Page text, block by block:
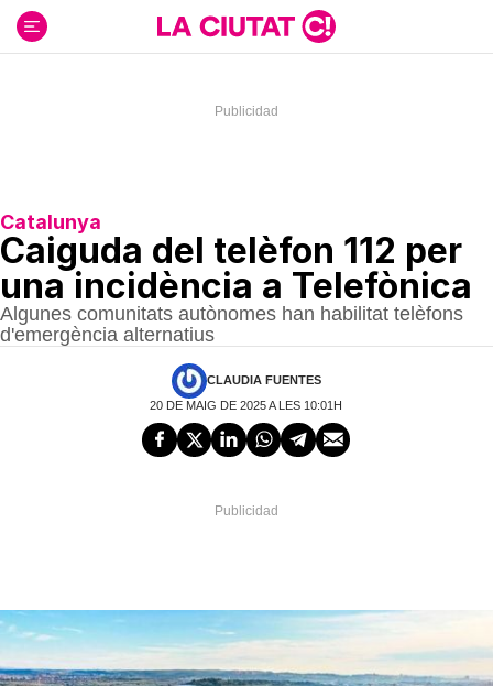
contenido
Catalunya
Caiguda del telèfon 112 per
una incidència a Telefònica
Algunes comunitats autònomes han habilitat telèfons
d'emergència alternatius
CLAUDIA FUENTES
20 DE MAIG DE 2025 A LES 10:01H